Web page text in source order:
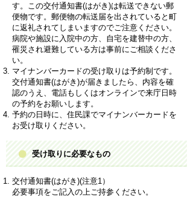
す。この交付通知書(はがき)は転送できない郵
便物です。郵便物の転送届を出されていると町
に返礼されてしまいますのでご注意ください。
病院や施設に入院中の方、自宅を建替中の方、
罹災され避難している方は事前にご相談くださ
い。
マイナンバーカードの受け取りは予約制です。
交付通知書(はがき)が届きましたら、内容を確
認のうえ、電話もしくはオンラインで来庁日時
の予約をお願いします。
予約の日時に、住民課でマイナンバーカードを
お受け取りください。
受け取りに必要なもの
交付通知書(はがき)(注意1）
必要事項をご記入の上ご持参ください。